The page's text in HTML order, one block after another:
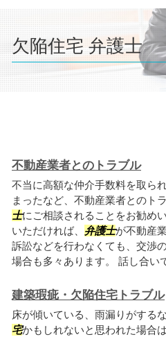
欠陥住宅 弁護士
不動産業者とのトラブル
不当に高額な仲介手数料を取られ
まったなど、不動産業者とのト
士にご相談されることをお勧め
いただければ、 弁護士が不動産
訴訟などを行わなくても、交渉
場合も多々あります。 話し合い
建築瑕疵・欠陥住宅トラブル
床が傾いている、雨漏りがする
宅かもしれないと思われた場合